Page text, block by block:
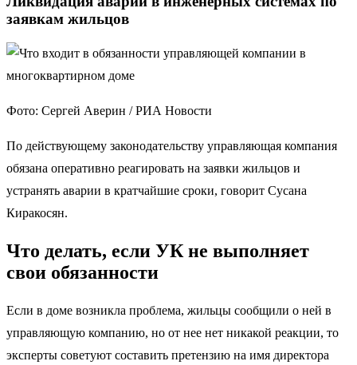
заявкам жильцов
Фото: Сергей Аверин / РИА Новости
По действующему законодательству управляющая компания
обязана оперативно реагировать на заявки жильцов и
устранять аварии в кратчайшие сроки, говорит Сусана
Киракосян.
Что делать, если УК не выполняет
свои обязанности
Если в доме возникла проблема, жильцы сообщили о ней в
управляющую компанию, но от нее нет никакой реакции, то
эксперты советуют составить претензию на имя директора